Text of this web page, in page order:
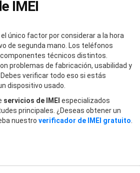
IMEI
único factor por considerar a la hora
de segunda mano. Los teléfonos
técnicos distintos.
problemas de fabricación, usabilidad y
verificar todo eso si estás
dispositivo usado.
servicios de IMEI especializados
principales. ¿Deseas obtener un
nuestro verificador de IMEI gratuito